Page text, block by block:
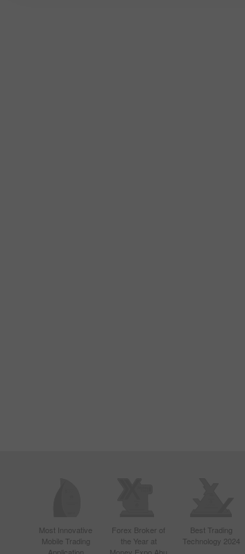
Most Innovative
Mobile Trading
Forex Broker of
the Year at
Best Trading
Technology 2024